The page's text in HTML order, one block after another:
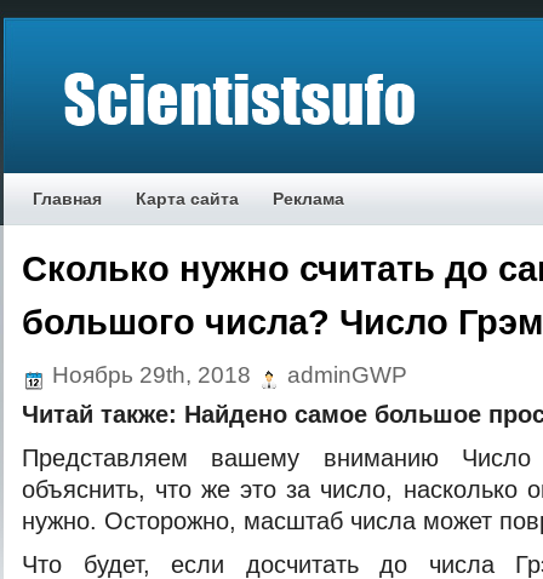
Главная Карта сайта Реклама
Сколько нужно считать до
большого числа? Число
Ноябрь 29th, 2018 adminGWP
Читай также: Найдено самое большое
Представляем вашему вниманию
объяснить, что же это за число, насколько
нужно. Осторожно, масштаб числа может
Что будет, если досчитать до числа